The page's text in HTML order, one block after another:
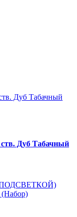
Дуб Табачный